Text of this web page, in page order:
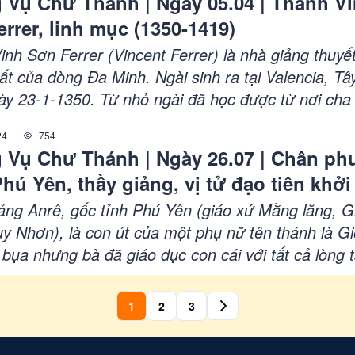
ngày Chúa Giêsu về trời" (c. 22).. Phụng Vụ
14.05, THÁNH MATTHIA, Tông Đồ, Thế kỷ I,
linh mục (1350-1419)
Sơn Ferrer (Vincent Ferrer) là nhà giảng
của dòng Đa Minh. Ngài sinh ra tại Valencia,
23-1-1350. Từ nhỏ ngài đã học được từ nơi
thứ Sáu hằng tuần, và rất mực kính mến Chúa
Sau khi gia nhập dòng Đa Minh năm 1374,
một nhà giảng thuyết lừng danh, gặt hái
ở khắp mọi nơi. Ngài khuyên bảo những ai
rằng: “Khi giảng dạy, hãy dùng kiểu nói đơn sơ,
gương rõ ràng. Phải giảng làm sao cho mỗi
thấy được đánh động như thể bạn chỉ giảng
đó nghe. Còn bài giảng nào trừu tượng thì khó
người nghe lắm”.
754
Vụ Chư Thánh | Ngày 26.07 | Chân
Yên, thầy giảng, vị tử đạo tiên khởi
Anrê, gốc tỉnh Phú Yên (giáo xứ Mằng lăng,
Nhơn), là con út của một phụ nữ tên thánh là
bụa nhưng bà đã giáo dục con cái với tất cả lòng
Anrê là một cậu bé mảnh khảnh, nhưng
minh, có óc phán đoán tốt và tâm hồn hướng
Do lời năn nỉ của bà mẹ, cha Ðắc Lộ, vị Linh Mục
Tên nổi tiếng, đã nhận cậu Anrê vào số các môn
1 2 3